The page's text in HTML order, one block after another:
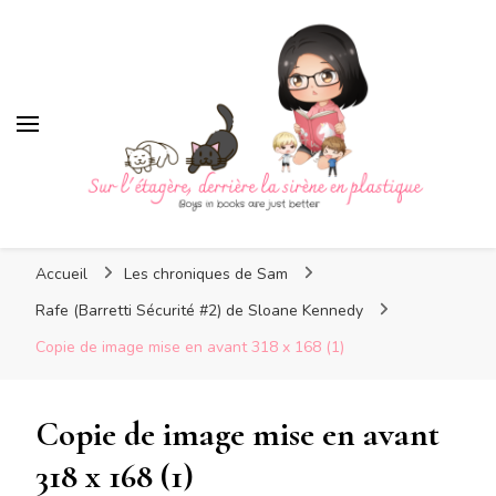
Sur l'étagère, derrière la
sirène en plastique
sirène en plastique
Accueil
Les chroniques de Sam
Rafe (Barretti Sécurité #2) de Sloane Kennedy
Copie de image mise en avant 318 x 168 (1)
Copie de image mise en avant
318 x 168 (1)